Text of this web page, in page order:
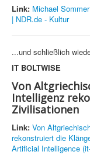
Link: Michael
| NDR.de - Kultur
...und schließlich
IT BOLTWISE
Von
Intelligenz
Zivilisationen
Link: Von
rekonstruiert die
Artificial Intelligence